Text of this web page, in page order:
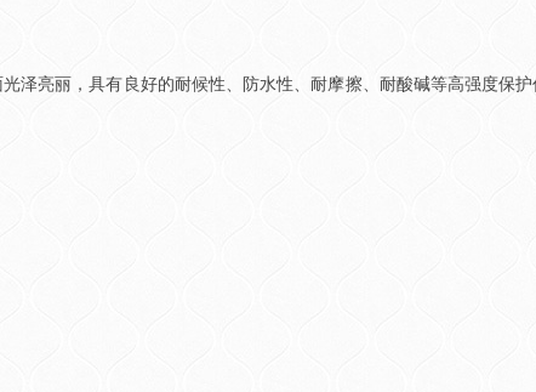
泽亮丽，具有良好的耐候性、防水性、耐摩擦、耐酸碱等高强度保